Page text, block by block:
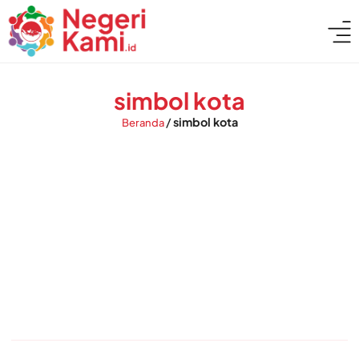
simbol kota
Beranda/simbol kota